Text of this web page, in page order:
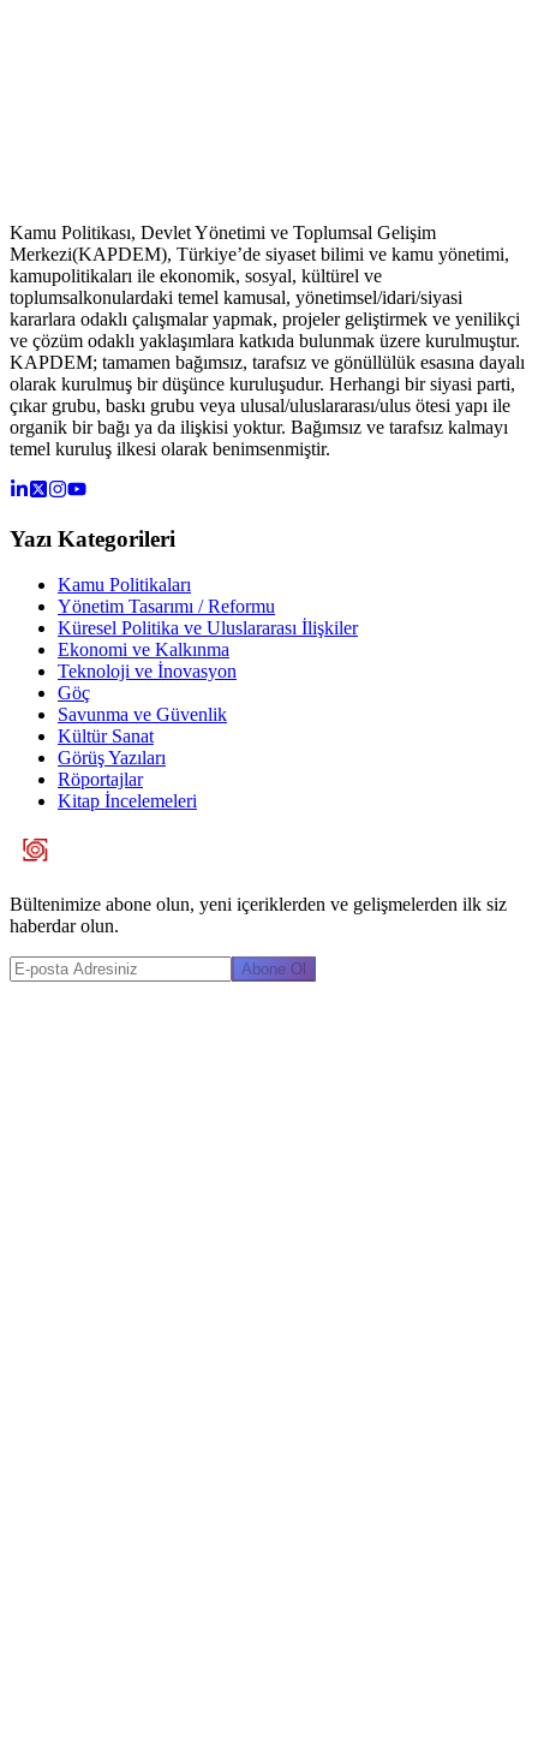
Kamu Politikası, Devlet Yönetimi ve Toplumsal Gelişim
Merkezi(KAPDEM), Türkiye’de siyaset bilimi ve kamu yönetimi,
kamupolitikaları ile ekonomik, sosyal, kültürel ve
toplumsalkonulardaki temel kamusal, yönetimsel/idari/siyasi
kararlara odaklı çalışmalar yapmak, projeler geliştirmek ve yenilikçi
ve çözüm odaklı yaklaşımlara katkıda bulunmak üzere kurulmuştur.
KAPDEM; tamamen bağımsız, tarafsız ve gönüllülük esasına dayalı
olarak kurulmuş bir düşünce kuruluşudur. Herhangi bir siyasi parti,
çıkar grubu, baskı grubu veya ulusal/uluslararası/ulus ötesi yapı ile
organik bir bağı ya da ilişkisi yoktur. Bağımsız ve tarafsız kalmayı
temel kuruluş ilkesi olarak benimsenmiştir.
Yazı Kategorileri
Kamu Politikaları
Yönetim Tasarımı / Reformu
Küresel Politika ve Uluslararası İlişkiler
Ekonomi ve Kalkınma
Teknoloji ve İnovasyon
Göç
Savunma ve Güvenlik
Kültür Sanat
Görüş Yazıları
Röportajlar
Kitap İncelemeleri
Bültenimize abone olun, yeni içeriklerden ve gelişmelerden ilk siz
haberdar olun.
Abone Ol